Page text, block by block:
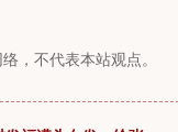
，不代表本站观点。